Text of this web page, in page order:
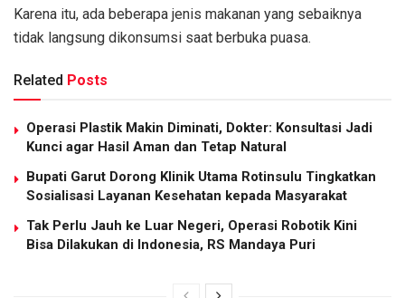
Karena itu, ada beberapa jenis makanan yang sebaiknya
tidak langsung dikonsumsi saat berbuka puasa.
Related Posts
Operasi Plastik Makin Diminati, Dokter: Konsultasi Jadi
Kunci agar Hasil Aman dan Tetap Natural
Bupati Garut Dorong Klinik Utama Rotinsulu Tingkatkan
Sosialisasi Layanan Kesehatan kepada Masyarakat
Tak Perlu Jauh ke Luar Negeri, Operasi Robotik Kini
Bisa Dilakukan di Indonesia, RS Mandaya Puri